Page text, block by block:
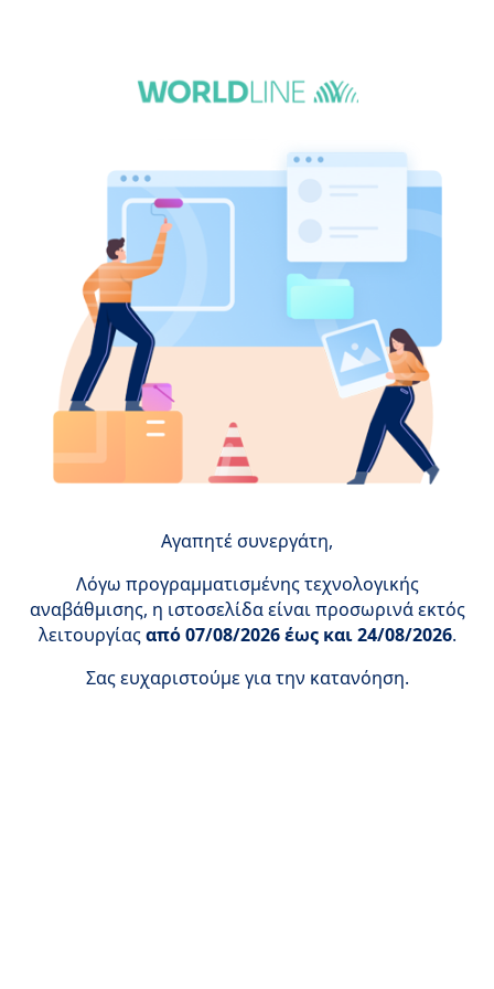
Αγαπητέ συνεργάτη,
Λόγω προγραμματισμένης τεχνολογικής
αναβάθμισης, η ιστοσελίδα είναι προσωρινά εκτός
λειτουργίαςαπό 07/08/2026 έως και 24/08/2026.
Σας ευχαριστούμε για την κατανόηση.